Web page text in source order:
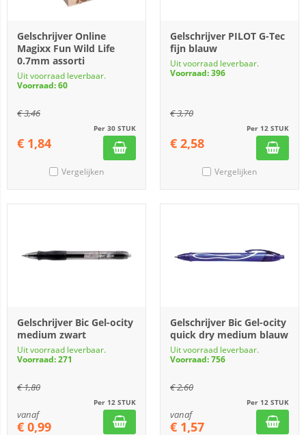
Gelschrijver Online
Magixx Fun Wild Life
0.7mm assorti
Uit voorraad leverbaar.
Voorraad: 60
€3,46
Per 30 STUK
€ 1,84
Vergelijken
Gelschrijver PILOT G-Tec
fijn blauw
Uit voorraad leverbaar.
Voorraad: 396
€3,70
Per 12 STUK
€ 2,58
Vergelijken
Gelschrijver Bic Gel-ocity
medium zwart
Uit voorraad leverbaar.
Voorraad: 271
€1,80
Per 12 STUK
vanaf
€ 0,99
Gelschrijver Bic Gel-ocity
quick dry medium blauw
Uit voorraad leverbaar.
Voorraad: 756
€2,60
Per 12 STUK
vanaf
€ 1,57